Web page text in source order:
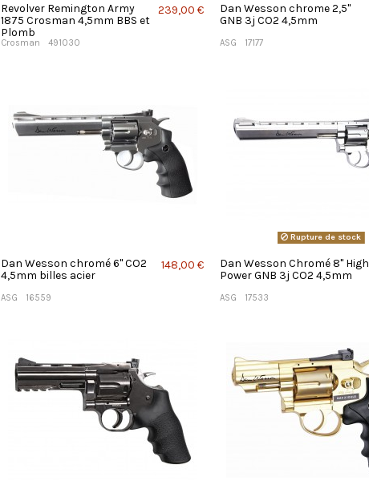
Revolver Remington Army
1875 Crosman 4,5mm BBS et
Plomb
Crosman 491030
239,00 €
Dan Wesson chrome 2,5''
GNB 3j CO2 4,5mm
ASG 17177
Dan Wesson chromé 6'' CO2
4,5mm billes acier
ASG 16559
148,00 €
Rupture de stock
Dan Wesson Chromé 8'' High
Power GNB 3j CO2 4,5mm
ASG 17533